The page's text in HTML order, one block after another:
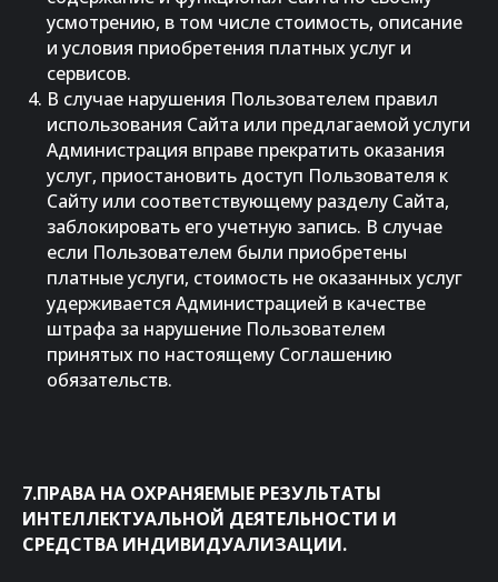
усмотрению, в том числе стоимость, описание
и условия приобретения платных услуг и
сервисов.
В случае нарушения Пользователем правил
использования Сайта или предлагаемой услуги
Администрация вправе прекратить оказания
услуг, приостановить доступ Пользователя к
Сайту или соответствующему разделу Сайта,
заблокировать его учетную запись. В случае
если Пользователем были приобретены
платные услуги, стоимость не оказанных услуг
удерживается Администрацией в качестве
штрафа за нарушение Пользователем
принятых по настоящему Соглашению
обязательств.
7.ПРАВА НА ОХРАНЯЕМЫЕ РЕЗУЛЬТАТЫ
ИНТЕЛЛЕКТУАЛЬНОЙ ДЕЯТЕЛЬНОСТИ И
СРЕДСТВА ИНДИВИДУАЛИЗАЦИИ.